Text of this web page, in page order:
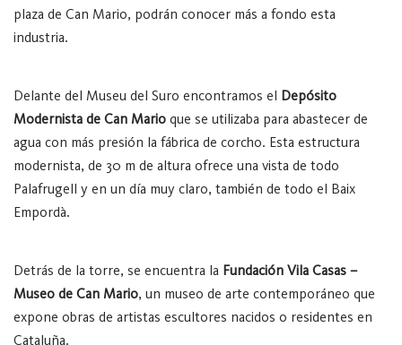
plaza de Can Mario, podrán conocer más a fondo esta
industria.
Delante del Museu del Suro encontramos el Depósito
Modernista de Can Mario que se utilizaba para abastecer de
agua con más presión la fábrica de corcho. Esta estructura
modernista, de 30 m de altura ofrece una vista de todo
Palafrugell y en un día muy claro, también de todo el Baix
Empordà.
Detrás de la torre, se encuentra la Fundación Vila Casas –
Museo de Can Mario, un museo de arte contemporáneo que
expone obras de artistas escultores nacidos o residentes en
Cataluña.